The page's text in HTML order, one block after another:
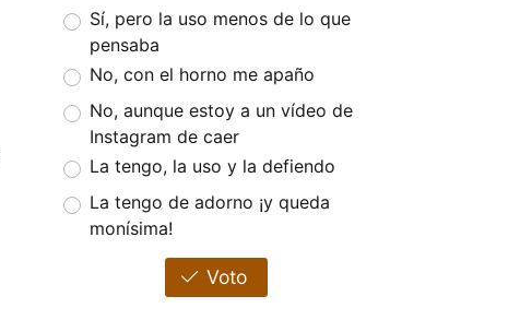
Sí, pero la uso menos de lo que
pensaba
No, con el horno me apaño
No, aunque estoy a un vídeo de
Instagram de caer
La tengo, la uso y la defiendo
La tengo de adorno ¡y queda
monísima!
Voto